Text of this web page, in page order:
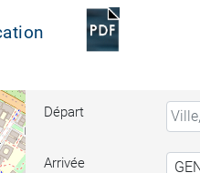
Départ
Arrivée